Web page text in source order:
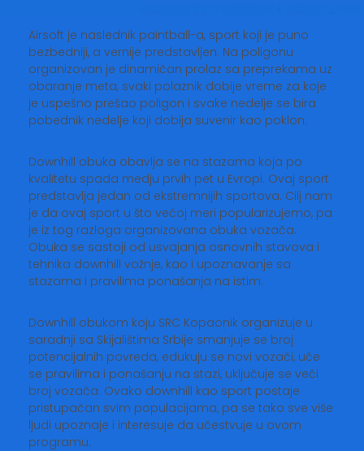
Airsoft je naslednik paintball-a, sport koji je puno
bezbedniji, a vernije predstavljen. Na poligonu
organizovan je dinamičan prolaz sa preprekama uz
obaranje meta, svaki polaznik dobije vreme za koje
je uspešno prešao poligon i svake nedelje se bira
pobednik nedelje koji dobija suvenir kao poklon.
Downhill obuka obavlja se na stazama koja po
kvalitetu spada medju prvih pet u Evropi. Ovaj sport
predstavlja jedan od ekstremnijih sportova. Cilj nam
je da ovaj sport u što većoj meri popularizujemo, pa
je iz tog razloga organizovana obuka vozača.
Obuka se sastoji od usvajanja osnovnih stavova i
tehnika downhill vožnje, kao i upoznavanje sa
stazama i pravilima ponašanja na istim.
Downhill obukom koju SRC Kopaonik organizuje u
saradnji sa Skijalištima Srbije smanjuje se broj
potencijalnih povreda, edukuju se novi vozači, uče
se pravilima i ponašanju na stazi, uključuje se veći
broj vozača. Ovako downhill kao sport postaje
pristupačan svim populacijama, pa se tako sve više
ljudi upoznaje i interesuje da učestvuje u ovom
programu.